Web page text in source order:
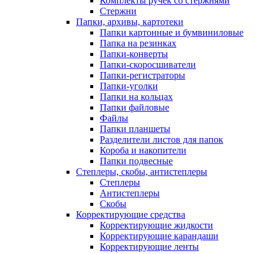
Стержни
Папки, архивы, картотеки
Папки картонные и бумвиниловые
Папка на резинках
Папки-конверты
Папки-скоросшиватели
Папки-регистраторы
Папки-уголки
Папки на кольцах
Папки файловые
Файлы
Папки планшеты
Разделители листов для папок
Короба и накопители
Папки подвесные
Степлеры, скобы, антистеплеры
Степлеры
Антистеплеры
Скобы
Корректирующие средства
Корректирующие жидкости
Корректирующие карандаши
Корректирующие ленты